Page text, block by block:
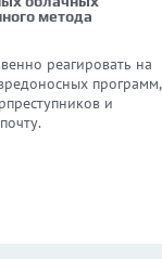
метода
реагировать на
программ,
и